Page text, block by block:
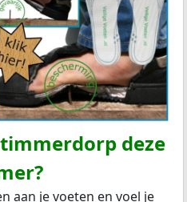
deze
aan je voeten en voel je